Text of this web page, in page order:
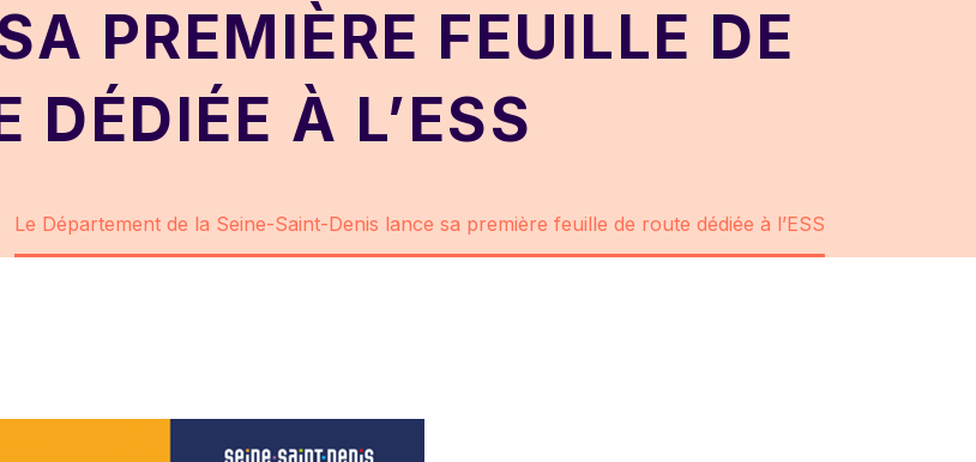
PREMIÈRE FEUILLE DE
DÉDIÉE À L’ESS
Le Département de la Seine-Saint-Denis lance sa première feuille de route dédiée à l’ESS